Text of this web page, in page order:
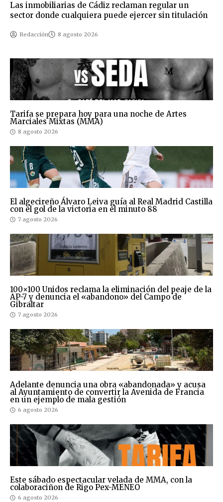
Las inmobiliarias de Cádiz reclaman regular un
sector donde cualquiera puede ejercer sin titulación
Redacción 8 agosto 2026
Tarifa se prepara hoy para una noche de Artes
Marciales Mixtas (MMA)
8 agosto 2026
El algecireño Álvaro Leiva guía al Real Madrid Castilla
con el gol de la victoria en el minuto 88
7 agosto 2026
100×100 Unidos reclama la eliminación del peaje de la
AP-7 y denuncia el «abandono» del Campo de
Gibraltar
7 agosto 2026
Adelante denuncia una obra «abandonada» y acusa
al Ayuntamiento de convertir la Avenida de Francia
en un ejemplo de mala gestión
6 agosto 2026
Este sábado espectacular velada de MMA, con la
colaboraciñon de Rigo Pex-MENEO
6 agosto 2026